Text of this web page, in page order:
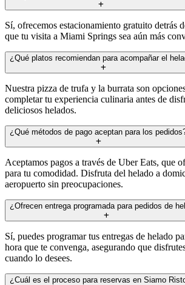
Sí, ofrecemos estacionamiento gratuito detrás
que tu visita a Miami Springs sea aún más
¿Qué platos recomiendan para acompañar el
Nuestra pizza de trufa y la burrata son
completar tu experiencia culinaria antes de
deliciosos helados.
¿Qué métodos de pago aceptan para los
Aceptamos pagos a través de Uber Eats, que
para tu comodidad. Disfruta del helado a
aeropuerto sin preocupaciones.
¿Ofrecen entrega programada para pedidos de
Sí, puedes programar tus entregas de helado
hora que te convenga, asegurando que
cuando lo desees.
¿Cuál es el proceso para reservas en Siamo